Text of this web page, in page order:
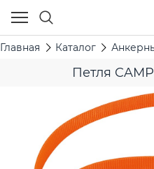
Главная Каталог
Петля